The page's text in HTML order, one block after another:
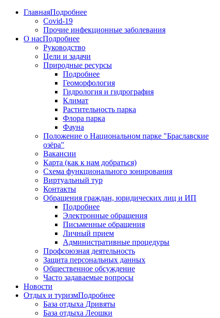
ГлавнаяПодробнее
Covid-19
Прочие инфекционные заболевания
О насПодробнее
Руководство
Цели и задачи
Природные ресурсы
Подробнее
Геоморфология
Гидрология и гидрография
Климат
Растительность парка
Флора парка
Фауна
Положение о Национальном парке "Браславские
озёра"
Вакансии
Карта (как к нам добраться)
Схема функционального зонирования
Виртуальный тур
Контакты
Обращения граждан, юридических лиц и ИП
Подробнее
Электронные обращения
Письменные обращения
Личный прием
Административные процедуры
Профсоюзная деятельность
Защита персональных данных
Общественное обсуждение
Часто задаваемые вопросы
Новости
Отдых и туризмПодробнее
База отдыха Дривяты
База отдыха Леошки